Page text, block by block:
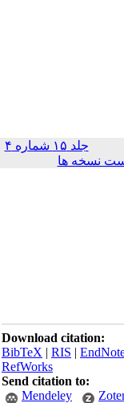
جلد ۱۵ شماره ۴
نسخه ها
Download citation:
BibTeX|RIS|
RefWorks
Send citation to:
Mendeley